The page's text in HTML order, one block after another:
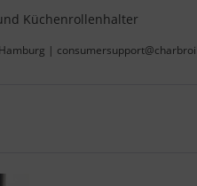
Küchenrollenhalter
|